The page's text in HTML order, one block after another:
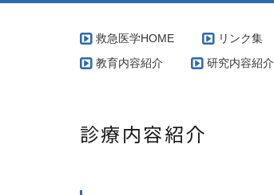
救急医学HOME リンク集
教育内容紹介
研究内容紹介
診療内容紹介